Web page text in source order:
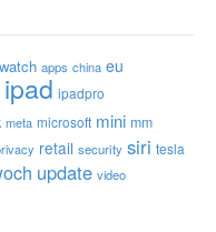
apps china eu
ipad ipadpro
meta microsoft mini mm
retail security siri tesla
update video